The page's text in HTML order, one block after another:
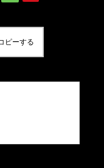
ピーする